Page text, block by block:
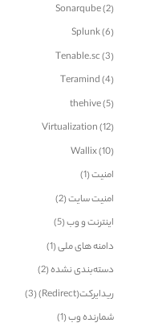
Sonarqube(2)
Splunk(6)
Tenable.sc(3)
Teramind(4)
thehive(5)
Virtualization(12)
Wallix(10)
امنیت(1)
امنیت سایت(2)
اینترنت و وب(5)
دامنه های ملی(1)
دسته‌بندی نشده(2)
ریدایرکت(Redirect)
(3)
شمارنده وب(1)